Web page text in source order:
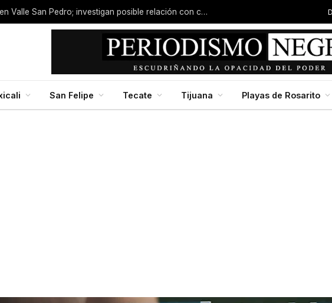
Joven es asesinado en Valle San Pedro; investigan posible relación con carreras clandestinas
San Felipe Tecate Tijuana Playas de Rosarito